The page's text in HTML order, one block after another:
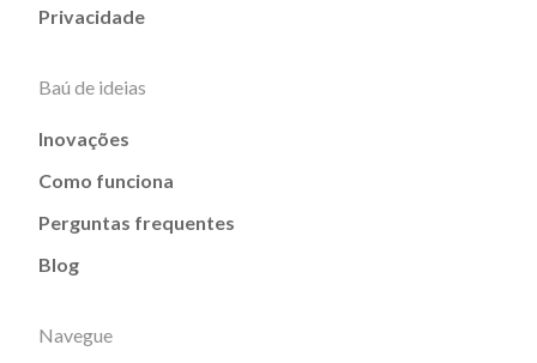
Privacidade
Baú de ideias
Inovações
Como funciona
Perguntas frequentes
Blog
Navegue